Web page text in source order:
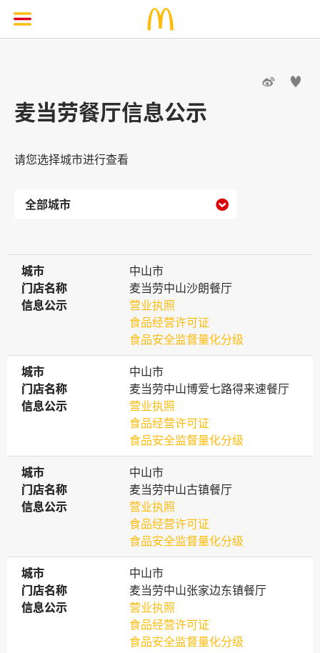
 
麦当劳餐厅信息公示
请您选择城市进行查看

城市
城市
中山市
门店名称
门店名称
麦当劳中山沙朗餐厅
信息公示
信息公示
营业执照
食品经营许可证
食品安全监督量化分级
城市
城市
中山市
门店名称
门店名称
麦当劳中山博爱七路得来速餐厅
信息公示
信息公示
营业执照
食品经营许可证
食品安全监督量化分级
城市
城市
中山市
门店名称
门店名称
麦当劳中山古镇餐厅
信息公示
信息公示
营业执照
食品经营许可证
食品安全监督量化分级
城市
城市
中山市
门店名称
门店名称
麦当劳中山张家边东镇餐厅
信息公示
信息公示
营业执照
食品经营许可证
食品安全监督量化分级